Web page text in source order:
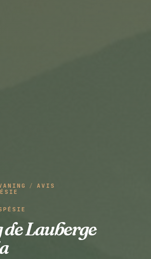
/
AVIS
Lauberge